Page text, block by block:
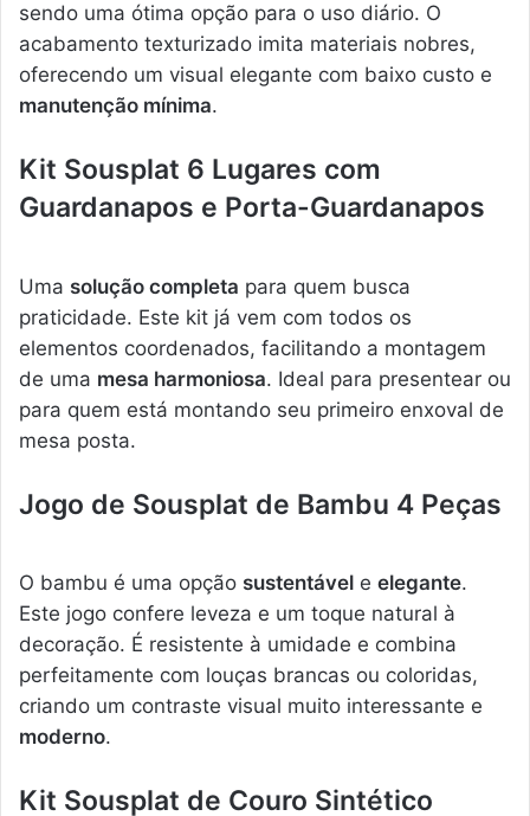
sendo uma ótima opção para o uso diário. O
acabamento texturizado imita materiais nobres,
oferecendo um visual elegante com baixo custo e
manutenção mínima.
Kit Sousplat 6 Lugares com
Guardanapos e Porta-Guardanapos
Uma solução completa para quem busca
praticidade. Este kit já vem com todos os
elementos coordenados, facilitando a montagem
de uma mesa harmoniosa. Ideal para presentear ou
para quem está montando seu primeiro enxoval de
mesa posta.
Jogo de Sousplat de Bambu 4 Peças
O bambu é uma opção sustentável e elegante.
Este jogo confere leveza e um toque natural à
decoração. É resistente à umidade e combina
perfeitamente com louças brancas ou coloridas,
criando um contraste visual muito interessante e
moderno.
Kit Sousplat de Couro Sintético